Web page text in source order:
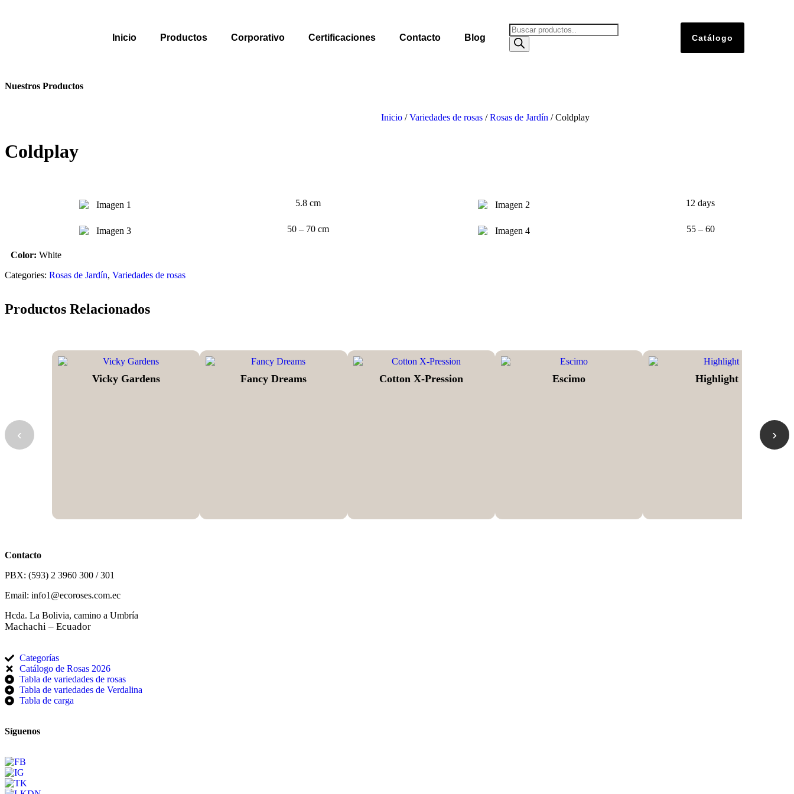
Inicio Productos Corporativo Certificaciones Contacto Blog Catálogo
Nuestros Productos
Inicio /Variedades de rosas /Rosas de Jardín / Coldplay
Coldplay
5.8 cm 12 days
50 – 70 cm 55 – 60
Color: White
Categories: Rosas de Jardín, Variedades de rosas
Productos Relacionados
‹
Vicky Gardens Fancy Dreams Cotton X-Pression Escimo Highlight
›
Contacto
PBX: (593) 2 3960 300 / 301
Email: info1@ecoroses.com.ec
Hcda. La Bolivia, camino a Umbría
Machachi – Ecuador
Categorías
Catálogo de Rosas 2026
Tabla de variedades de rosas
Tabla de variedades de Verdalina
Tabla de carga
Síguenos